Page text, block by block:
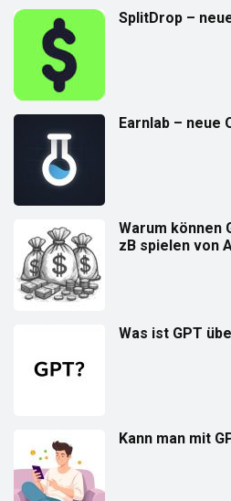
SplitDrop –
Earnlab – neue
Warum können
zB spielen von
Was ist GPT
Kann man mit